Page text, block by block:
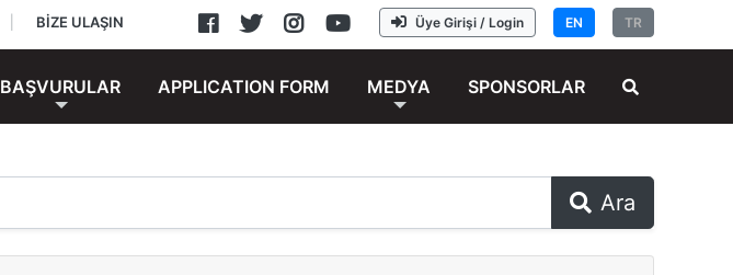
TR
EN
Üye Girişi / Login
BİZE ULAŞIN
BAŞVURULAR APPLICATION FORM MEDYA SPONSORLAR
Ara